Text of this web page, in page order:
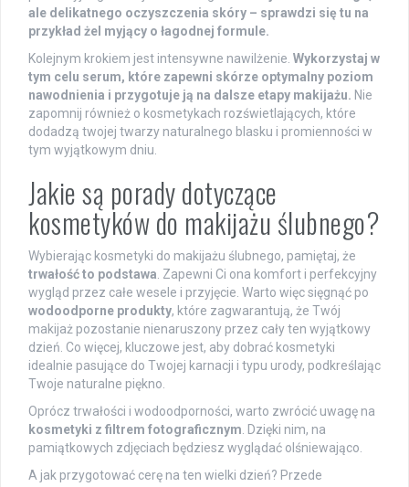
ale delikatnego oczyszczenia skóry – sprawdzi się tu na
przykład żel myjący o łagodnej formule.
Kolejnym krokiem jest intensywne nawilżenie. Wykorzystaj w
tym celu serum, które zapewni skórze optymalny poziom
nawodnienia i przygotuje ją na dalsze etapy makijażu. Nie
zapomnij również o kosmetykach rozświetlających, które
dodadzą twojej twarzy naturalnego blasku i promienności w
tym wyjątkowym dniu.
Jakie są porady dotyczące
kosmetyków do makijażu ślubnego?
Wybierając kosmetyki do makijażu ślubnego, pamiętaj, że
trwałość to podstawa . Zapewni Ci ona komfort i perfekcyjny
wygląd przez całe wesele i przyjęcie. Warto więc sięgnąć po
wodoodporne produkty, które zagwarantują, że Twój
makijaż pozostanie nienaruszony przez cały ten wyjątkowy
dzień. Co więcej, kluczowe jest, aby dobrać kosmetyki
idealnie pasujące do Twojej karnacji i typu urody, podkreślając
Twoje naturalne piękno.
Oprócz trwałości i wodoodporności, warto zwrócić uwagę na
kosmetyki z filtrem fotograficznym . Dzięki nim, na
pamiątkowych zdjęciach będziesz wyglądać olśniewająco.
A jak przygotować cerę na ten wielki dzień? Przede